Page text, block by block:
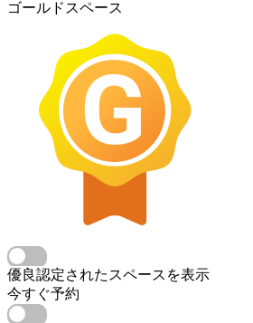
ゴールドスペース
優良認定されたスペースを表示
今すぐ予約